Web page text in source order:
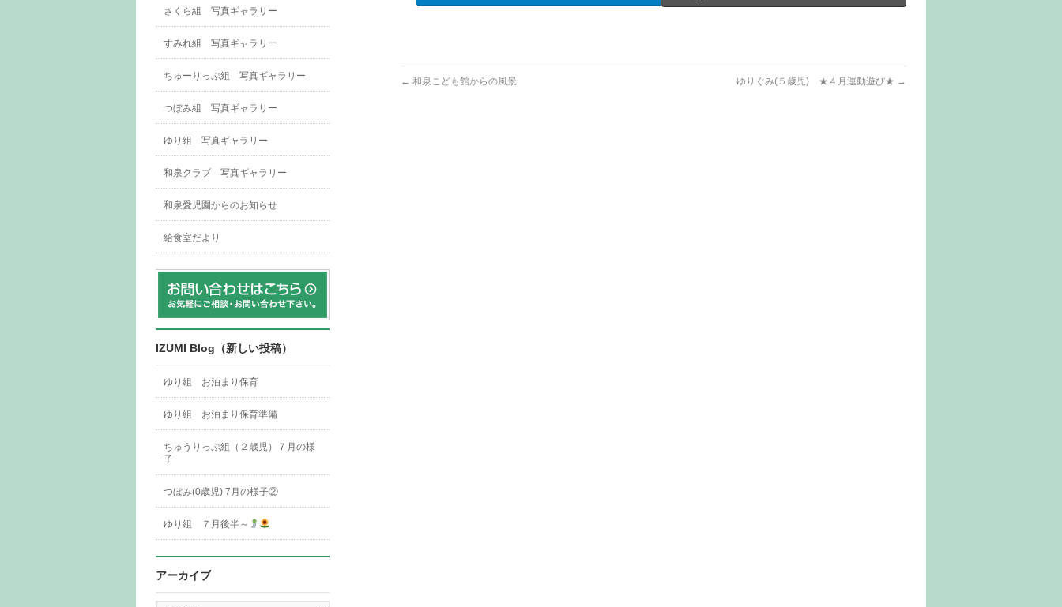
← 和泉こども館からの風景 ゆりぐみ(５歳児) ★４月運動遊び★ →
さくら組 写真ギャラリー
すみれ組 写真ギャラリー
ちゅーりっぷ組 写真ギャラリー
つぼみ組 写真ギャラリー
ゆり組 写真ギャラリー
和泉クラブ 写真ギャラリー
和泉愛児園からのお知らせ
給食室だより
IZUMI Blog（新しい投稿）
ゆり組 お泊まり保育
ゆり組 お泊まり保育準備
ちゅうりっぷ組（２歳児）７月の様
子
つぼみ(0歳児) 7月の様子②
ゆり組 ７月後半～
アーカイブ
ア